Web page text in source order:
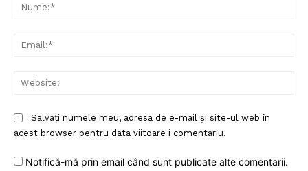
Salvați numele meu, adresa de e-mail și site-ul web în
acest browser pentru data viitoare i comentariu.
Notifică-mă prin email când sunt publicate alte comentarii.